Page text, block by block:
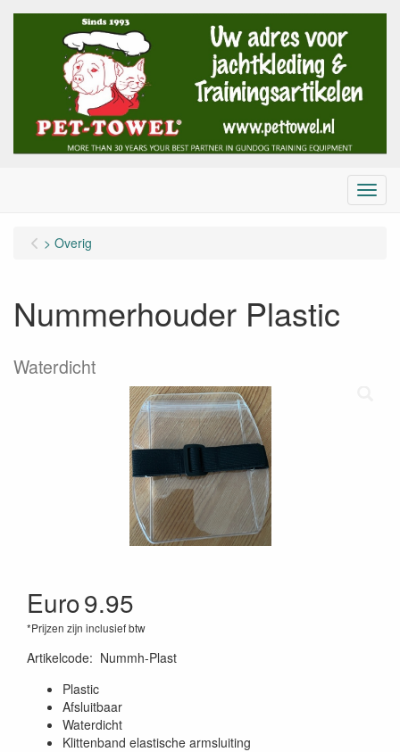
Menu
> Overig
Nummerhouder Plastic
Waterdicht
Euro9.95
*Prijzen zijn inclusief btw
Artikelcode: Nummh-Plast
Plastic
Afsluitbaar
Waterdicht
Klittenband elastische armsluiting